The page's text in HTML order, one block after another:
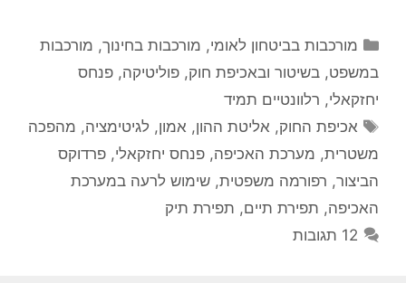
קטגוריות
מורכבות בביטחון לאומי, מורכבות בחינוך, מורכבות
במשפט, בשיטור ובאכיפת חוק, פוליטיקה, פנחס
יחזקאלי, רלוונטיים תמיד
תגיות
אכיפת החוק, אליטת ההון, אמון, לגיטימציה, מהפכה
משטרית, מערכת האכיפה, פנחס יחזקאלי, פרדוקס
הביצור, רפורמה משפטית, שימוש לרעה במערכת
האכיפה, תפירת תיים, תפירת תיק
12 תגובות